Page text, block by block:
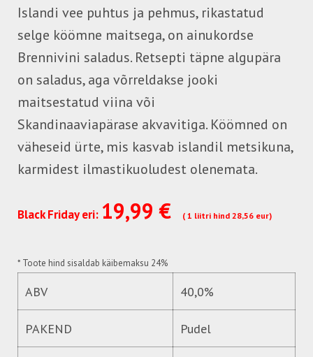
Islandi vee puhtus ja pehmus, rikastatud
selge köömne maitsega, on ainukordse
Brennivini saladus. Retsepti täpne algupära
on saladus, aga võrreldakse jooki
maitsestatud viina või
Skandinaaviapärase akvavitiga. Köömned on
väheseid ürte, mis kasvab islandil metsikuna,
karmidest ilmastikuoludest olenemata.
Black Friday eri: 19,99 € ( 1 liitri hind 28,56 eur)
* Toote hind sisaldab käibemaksu 24%
ABV 40,0%
PAKEND Pudel